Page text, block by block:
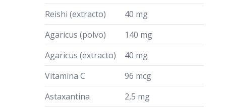
Reishi (extracto)
40 mg
Agaricus (polvo)
140 mg
Agaricus (extracto)
40 mg
Vitamina C
96 mcg
Astaxantina
2,5 mg